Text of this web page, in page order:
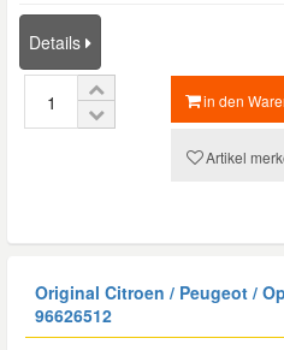
Details
in den
Artikel
Original Citroen / Peugeot /
96626512